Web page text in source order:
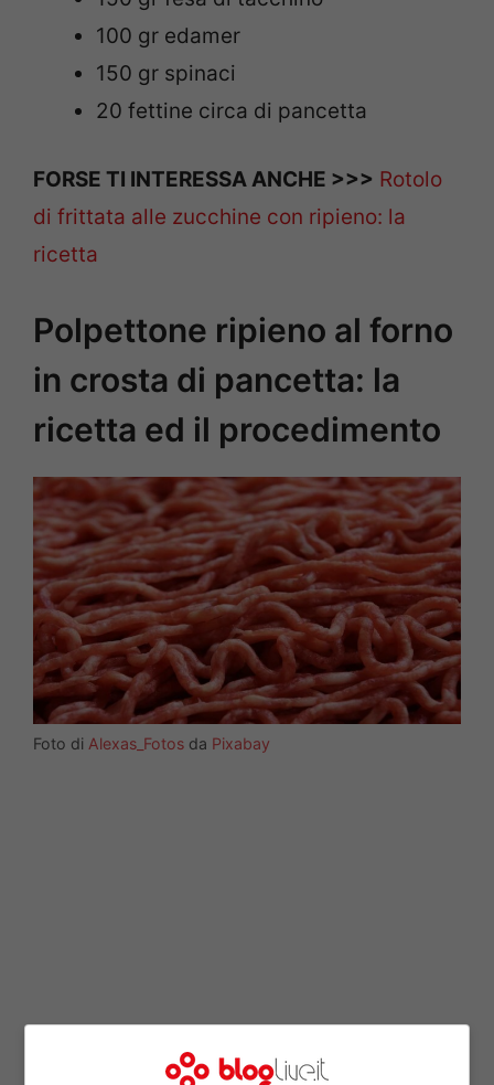
100 gr edamer
150 gr spinaci
20 fettine circa di pancetta
FORSE TI INTERESSA ANCHE >>> Rotolo
di frittata alle zucchine con ripieno: la
ricetta
Polpettone ripieno al forno
in crosta di pancetta: la
ricetta ed il procedimento
Foto di Alexas_Fotos da Pixabay